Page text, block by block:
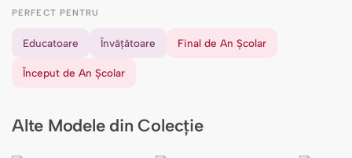
PERFECT PENTRU
Educatoare Învățătoare Final de An Școlar
Început de An Școlar
Alte Modele din Colecție